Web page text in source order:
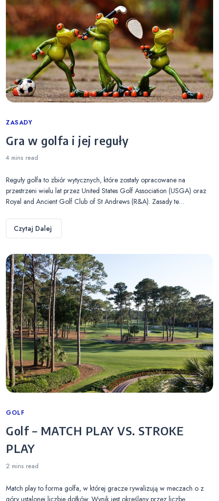
Categories
ZASADY
Gra w golfa i jej reguły
4 mins read
Reguły golfa to zbiór wytycznych, które zostały opracowane na
przestrzeni wielu lat przez United States Golf Association (USGA) oraz
Royal and Ancient Golf Club of St Andrews (R&A). Zasady te…
Czytaj Dalej
Categories
GOLF
Golf – MATCH PLAY VS. STROKE
PLAY
2 mins read
Match play to forma golfa, w której gracze rywalizują w meczach o z
góry ustalonej liczbie dołków. Wynik jest określany przez liczbę